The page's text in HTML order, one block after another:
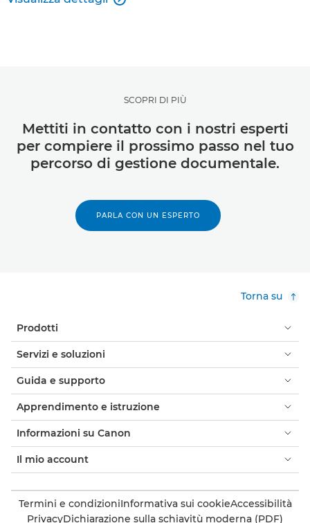
SCOPRI DI PIÙ
Mettiti in contatto con i nostri esperti
per compiere il prossimo passo nel tuo
percorso di gestione documentale.
PARLA CON UN ESPERTO
Torna su
Prodotti
Servizi e soluzioni
Guida e supporto
Apprendimento e istruzione
Informazioni su Canon
Il mio account
Termini e condizioniInformativa sui cookieAccessibilità
PrivacyDichiarazione sulla schiavitù moderna (PDF)